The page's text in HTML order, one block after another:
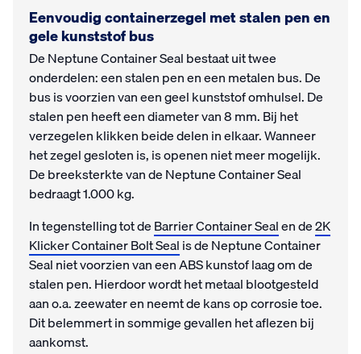
Eenvoudig containerzegel met stalen pen en
gele kunststof bus
De Neptune Container Seal bestaat uit twee
onderdelen: een stalen pen en een metalen bus. De
bus is voorzien van een geel kunststof omhulsel. De
stalen pen heeft een diameter van 8 mm. Bij het
verzegelen klikken beide delen in elkaar. Wanneer
het zegel gesloten is, is openen niet meer mogelijk.
De breeksterkte van de Neptune Container Seal
bedraagt 1.000 kg.
In tegenstelling tot deBarrier Container Sealen de2K
Klicker Container Bolt Sealis de Neptune Container
Seal niet voorzien van een ABS kunstof laag om de
stalen pen. Hierdoor wordt het metaal blootgesteld
aan o.a. zeewater en neemt de kans op corrosie toe.
Dit belemmert in sommige gevallen het aflezen bij
aankomst.